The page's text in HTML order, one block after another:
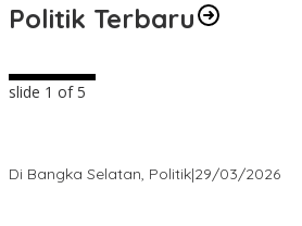
Politik Terbaru
slide 2 of 5